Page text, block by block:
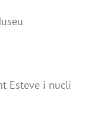
Esteve i nucli